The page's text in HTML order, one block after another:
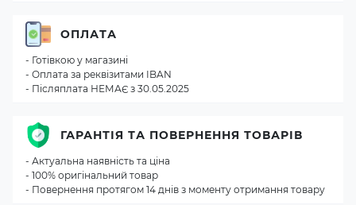
ОПЛАТА
- Готівкою у магазині
- Оплата за реквізитами IBAN
- Післяплата НЕМАЄ з 30.05.2025
ГАРАНТІЯ ТА ПОВЕРНЕННЯ ТОВАРІВ
- Актуальна наявність та ціна
- 100% оригінальний товар
- Повернення протягом 14 днів з моменту отримання товару